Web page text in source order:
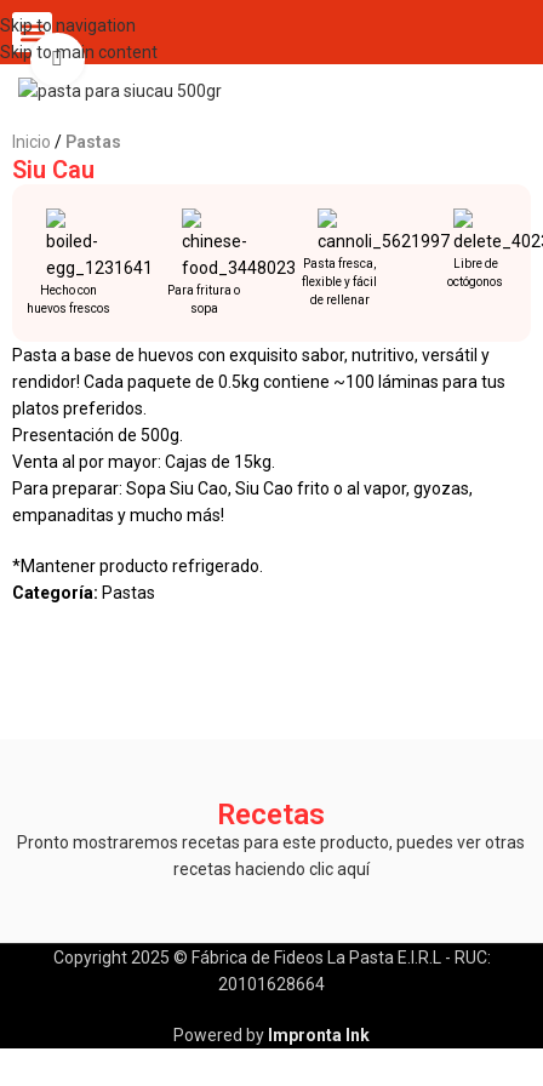
Skip to navigation
Skip to main content
Click to enlarge
Inicio Pastas
Siu Cau
Hecho con
huevos frescos
Para fritura o
sopa
Pasta fresca,
flexible y fácil
de rellenar
Libre de
octógonos
Pasta a base de huevos con exquisito sabor, nutritivo, versátil y
rendidor! Cada paquete de 0.5kg contiene ~100 láminas para tus
platos preferidos.
Presentación de 500g.
Venta al por mayor: Cajas de 15kg.
Para preparar: Sopa Siu Cao, Siu Cao frito o al vapor, gyozas,
empanaditas y mucho más!
*Mantener producto refrigerado.
Categoría: Pastas
Recetas
Pronto mostraremos recetas para este producto, puedes ver otras
recetas haciendo clic aquí
Copyright 2025 © Fábrica de Fideos La Pasta E.I.R.L - RUC:
20101628664
Powered by Impronta Ink